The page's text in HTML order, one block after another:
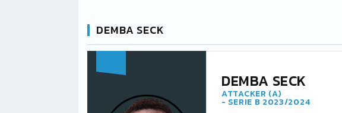
DEMBA SECK
DEMBA SECK
ATTACKER (A)
- SERIE B 2023/2024